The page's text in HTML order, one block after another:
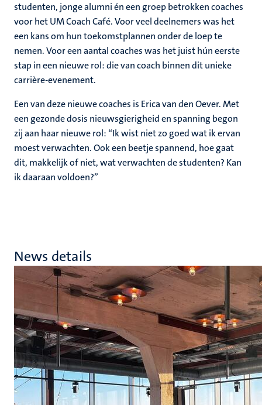
studenten, jonge alumni én een groep betrokken coaches
voor het UM Coach Café. Voor veel deelnemers was het
een kans om hun toekomstplannen onder de loep te
nemen. Voor een aantal coaches was het juist hún eerste
stap in een nieuwe rol: die van coach binnen dit unieke
carrière-evenement.
Een van deze nieuwe coaches is Erica van den Oever. Met
een gezonde dosis nieuwsgierigheid en spanning begon
zij aan haar nieuwe rol: “Ik wist niet zo goed wat ik ervan
moest verwachten. Ook een beetje spannend, hoe gaat
dit, makkelijk of niet, wat verwachten de studenten? Kan
ik daaraan voldoen?”
News details